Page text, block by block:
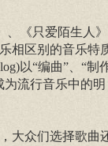
、《只爱陌生人
相区别的音乐特
以“编曲”、“制
为流行音乐中的明
大众们选择歌曲